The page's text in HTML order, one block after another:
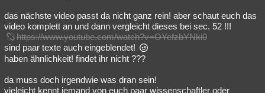
das nächste video passt da nicht ganz rein! aber schaut euch das
video komplett an und dann vergleicht dieses bei sec. 52 !!!
https://www.youtube.com/watch?v=OYefzbYNki0
sind paar texte auch eingeblendet!
haben ähnlichkeit! findet ihr nicht ???
da muss doch irgendwie was dran sein!
vieleicht kennt jemand von euch paar wissenschaftler oder